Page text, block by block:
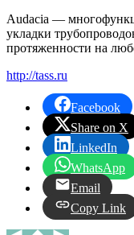
Audacia —
укладки
протяженности на
http://tass.ru
Facebook
Share on X
LinkedIn
WhatsApp
Email
Copy Link